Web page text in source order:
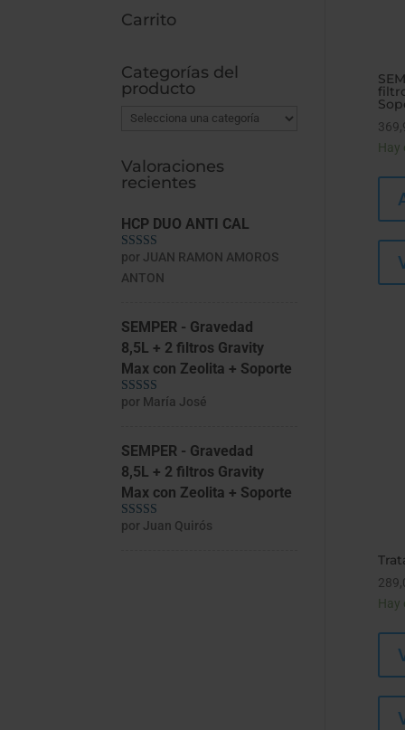
Hay
Hay
Carrito
Categorías del
producto
Valoraciones
recientes
HCP DUO ANTI CAL
Valorado con
5 de 5
por JUAN RAMON AMOROS
ANTON
SEMPER - Gravedad
8,5L + 2 filtros Gravity
Max con Zeolita + Soporte
Valorado con
por María José
SEMPER - Gravedad
8,5L + 2 filtros Gravity
Max con Zeolita + Soporte
Valorado con
por Juan Quirós